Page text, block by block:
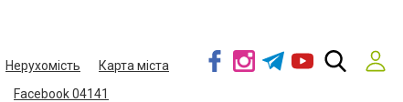
Нерухомість
Карта міста
Facebook 04141